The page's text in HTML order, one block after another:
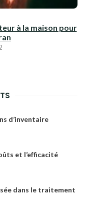
à la maison pour
d’inventaire
et l’efficacité
dans le traitement